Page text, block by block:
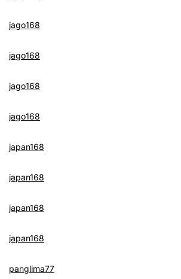
jago168
jago168
jago168
jago168
japan168
japan168
japan168
japan168
panglima77